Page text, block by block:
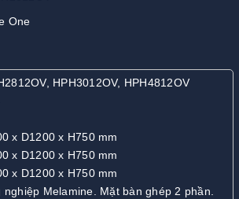
One
HPH3012OV, HPH4812OV
x D1200 x H750 mm
x D1200 x H750 mm
x D1200 x H750 mm
nghiệp Melamine. Mặt bàn ghép 2 phần.